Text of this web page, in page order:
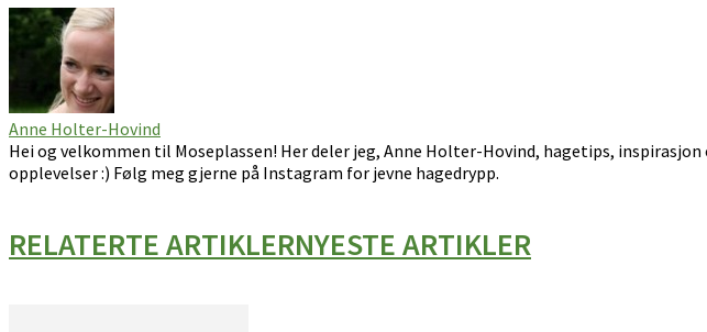
Anne Holter-Hovind
Hei og velkommen til Moseplassen! Her deler jeg, Anne Holter-Hovind, hagetips,
opplevelser :) Følg meg gjerne på Instagram for jevne hagedrypp.
RELATERTE ARTIKLERNYESTE ARTIKLER